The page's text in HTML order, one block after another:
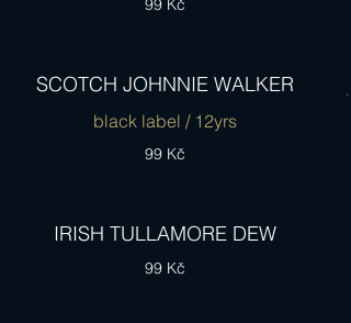
99 Kč
SCOTCH JOHNNIE WALKER
black label / 12yrs
99 Kč
IRISH TULLAMORE DEW
99 Kč